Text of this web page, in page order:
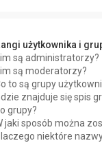
użytkownika i
są administratorzy?
są moderatorzy?
to są grupy
znajduje się spis
grupy?
jaki sposób można
niektóre